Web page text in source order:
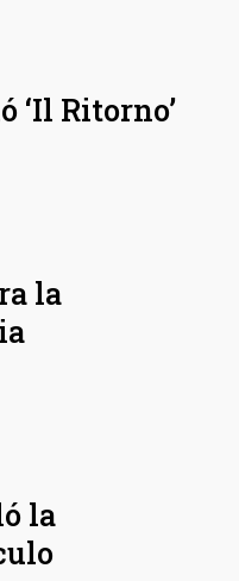
‘Il Ritorno’
la
la